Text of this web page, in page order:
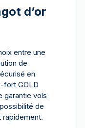
d’or
entre une
de
en
fort GOLD
garantie vols
de